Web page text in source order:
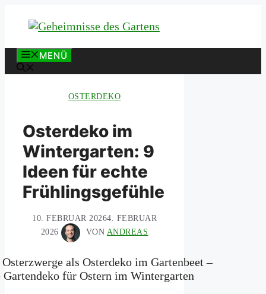
Inhalt
MENÜ
OSTERDEKO
Osterdeko im
Wintergarten: 9
Ideen für echte
Frühlingsgefühle
10. FEBRUAR 20264. FEBRUAR
2026
VON ANDREAS